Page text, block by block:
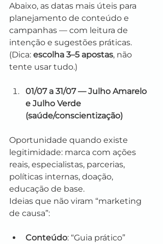
Abaixo, as datas mais úteis para
planejamento de conteúdo e
campanhas — com leitura de
intenção e sugestões práticas.
(Dica: escolha 3–5 apostas, não
tente usar tudo.)
01/07 a 31/07 — Julho Amarelo
e Julho Verde
(saúde/conscientização)
Oportunidade quando existe
legitimidade: marca com ações
reais, especialistas, parcerias,
políticas internas, doação,
educação de base.
Ideias que não viram “marketing
de causa”:
Conteúdo: “Guia prático”